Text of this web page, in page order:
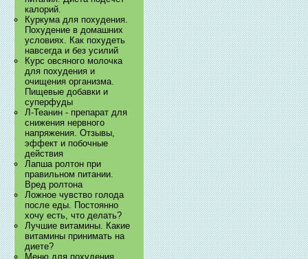
калорий.
Куркума для похудения.
Похудение в домашних
условиях. Как похудеть
навсегда и без усилий
Курс овсяного молочка
для похудения и
очищения организма.
Пищевые добавки и
суперфуды
Л-Теанин - препарат для
снижения нервного
напряжения. Отзывы,
эффект и побочные
действия
Лапша ролтон при
правильном питании.
Вред ролтона
Ложное чувство голода
после еды. Постоянно
хочу есть, что делать?
Лучшие витамины. Какие
витамины принимать на
диете?
Меню для похудения.